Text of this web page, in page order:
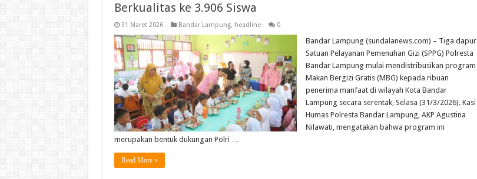
Berkualitas ke 3.906 Siswa
31 Maret 2026 Bandar Lampung, headline 0
Bandar Lampung (sundalanews.com) – Tiga dapur
Satuan Pelayanan Pemenuhan Gizi (SPPG) Polresta
Bandar Lampung mulai mendistribusikan program
Makan Bergizi Gratis (MBG) kepada ribuan
penerima manfaat di wilayah Kota Bandar
Lampung secara serentak, Selasa (31/3/2026). Kasi
Humas Polresta Bandar Lampung, AKP Agustina
Nilawati, mengatakan bahwa program ini
merupakan bentuk dukungan Polri …
Read More »